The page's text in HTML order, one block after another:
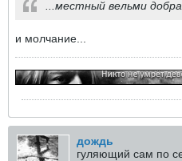
...местный вельми
и молчание...
дождь
гуляющий сам по